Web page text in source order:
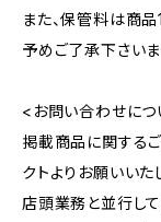
また、保管料は商
予めご了承下さいま
<お問い合わせにつ
掲載商品に関する
クトよりお願いいた
店頭業務と並行し